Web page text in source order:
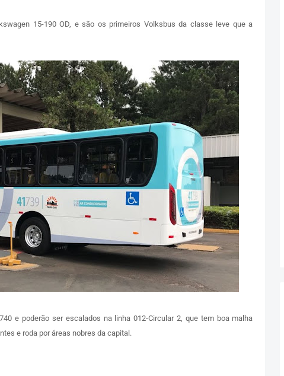
15-190 OD, e são os primeiros Volksbus da classe leve que a
e poderão ser escalados na linha 012-Circular 2, que tem boa malha
e roda por áreas nobres da capital.